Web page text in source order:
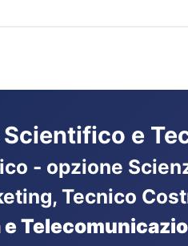
e
- opzione
Tecnico